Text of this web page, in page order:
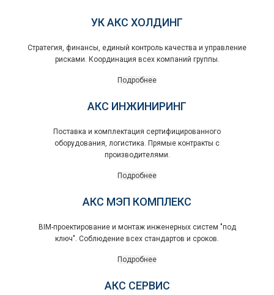
УК АКС ХОЛДИНГ
Стратегия, финансы, единый контроль качества и управление
рисками. Координация всех компаний группы.
Подробнее
АКС ИНЖИНИРИНГ
Поставка и комплектация сертифицированного
оборудования, логистика. Прямые контракты с
производителями.
Подробнее
АКС МЭП КОМПЛЕКС
BIM-проектирование и монтаж инженерных систем "под
ключ". Соблюдение всех стандартов и сроков.
Подробнее
АКС СЕРВИС